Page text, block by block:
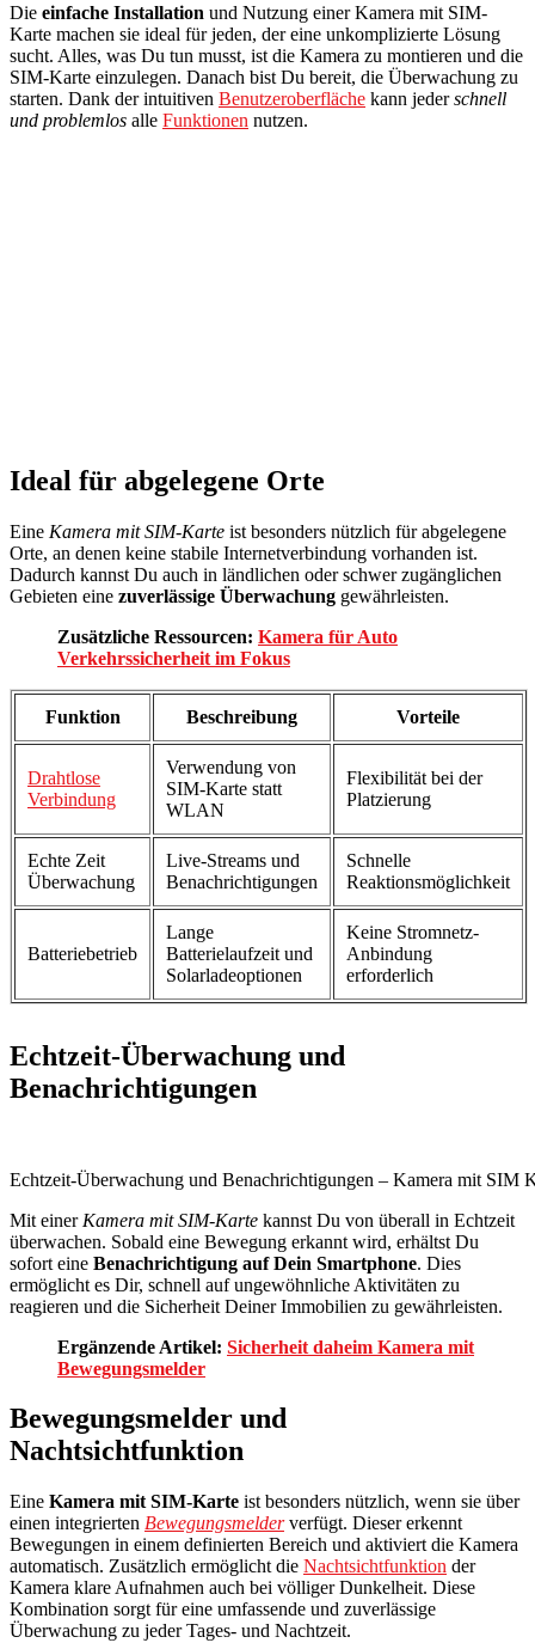
Die einfache Installation und Nutzung einer Kamera mit SIM-
Karte machen sie ideal für jeden, der eine unkomplizierte Lösung
sucht. Alles, was Du tun musst, ist die Kamera zu montieren und die
SIM-Karte einzulegen. Danach bist Du bereit, die Überwachung zu
starten. Dank der intuitiven Benutzeroberfläche kann jederschnell
und problemlos alle Funktionen nutzen.
Ideal für abgelegene Orte
Eine Kamera mit SIM-Karte ist besonders nützlich für abgelegene
Orte, an denen keine stabile Internetverbindung vorhanden ist.
Dadurch kannst Du auch in ländlichen oder schwer zugänglichen
Gebieten eine zuverlässige Überwachung gewährleisten.
Zusätzliche Ressourcen: Kamera für Auto
Verkehrssicherheit im Fokus
Funktion Beschreibung Vorteile
Drahtlose
Verbindung
Verwendung von
SIM-Karte statt
WLAN
Flexibilität bei der
Platzierung
Echte Zeit
Überwachung
Live-Streams und
Benachrichtigungen
Schnelle
Reaktionsmöglichkeit
Batteriebetrieb
Lange
Batterielaufzeit und
Solarladeoptionen
Keine Stromnetz-
Anbindung
erforderlich
Echtzeit-Überwachung und
Benachrichtigungen
Echtzeit-Überwachung und Benachrichtigungen – Kamera mit SIM
Mit einer Kamera mit SIM-Karte kannst Du von überall in Echtzeit
überwachen. Sobald eine Bewegung erkannt wird, erhältst Du
sofort eine Benachrichtigung auf Dein Smartphone. Dies
ermöglicht es Dir, schnell auf ungewöhnliche Aktivitäten zu
reagieren und die Sicherheit Deiner Immobilien zu gewährleisten.
Ergänzende Artikel: Sicherheit daheim Kamera mit
Bewegungsmelder
Bewegungsmelder und
Nachtsichtfunktion
Eine Kamera mit SIM-Karte ist besonders nützlich, wenn sie über
einen integrierten Bewegungsmelderverfügt. Dieser erkennt
Bewegungen in einem definierten Bereich und aktiviert die Kamera
automatisch. Zusätzlich ermöglicht die Nachtsichtfunktion der
Kamera klare Aufnahmen auch bei völliger Dunkelheit. Diese
Kombination sorgt für eine umfassende und zuverlässige
Überwachung zu jeder Tages- und Nachtzeit.